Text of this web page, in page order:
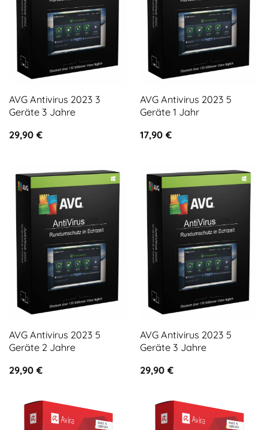
AVG Antivirus 2023 3
Geräte 3 Jahre
29,90 €
AVG Antivirus 2023 5
Geräte 1 Jahr
17,90 €
AVG Antivirus 2023 5
Geräte 2 Jahre
29,90 €
AVG Antivirus 2023 5
Geräte 3 Jahre
29,90 €